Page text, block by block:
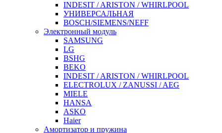
INDESIT / ARISTON / WHIRLPOOL
УНИВЕРСАЛЬНАЯ
BOSCH/SIEMENS/NEFF
Электронный модуль
SAMSUNG
LG
BSHG
BEKO
INDESIT / ARISTON / WHIRLPOOL
ELECTROLUX / ZANUSSI / AEG
MIELE
HANSA
ASKO
Haier
Амортизатор и пружина